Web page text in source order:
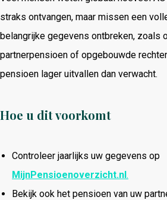
straks ontvangen, maar missen een
belangrijke gegevens ontbreken, zoals
partnerpensioen of opgebouwde
pensioen lager uitvallen dan verwacht.
Hoe u dit voorkomt
Controleer jaarlijks uw gegevens op
MijnPensioenoverzicht.nl.
Bekijk ook het pensioen van uw